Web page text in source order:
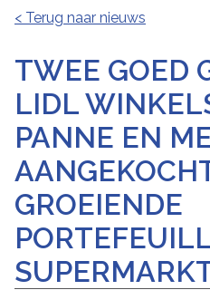
< Terug naar nieuws
TWEE GOED
LIDL
PANNE EN
GROEIENDE